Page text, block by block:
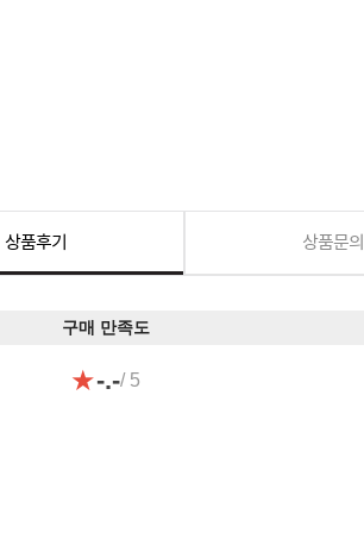
상품후기 상품문의
구매 만족도
★-.-/ 5